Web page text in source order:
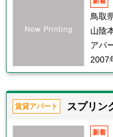
鳥取
山陰
アパ
2007
賃貸アパート スプリン
新着